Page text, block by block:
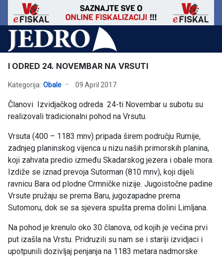
I ODRED 24. NOVEMBAR NA VRSUTI
Kategorija: Obale 09 April 2017
Članovi Izvidjačkog odreda 24-ti Novembar u subotu su
realizovali tradicionalni pohod na Vrsutu.
Vrsuta (400 – 1183 mnv) pripada širem području Rumije,
zadnjeg planinskog vijenca u nizu naših primorskih planina,
koji zahvata predio između Skadarskog jezera i obale mora.
Izdiže se iznad prevoja Sutorman (810 mnv), koji dijeli
ravnicu Bara od plodne Crmničke nizije. Jugoistočne padine
Vrsute pružaju se prema Baru, jugozapadne prema
Sutomoru, dok se sa sjevera spušta prema dolini Limljana.
Na pohod je krenulo oko 30 članova, od kojih je većina prvi
put izašla na Vrstu. Pridruzili su nam se i stariji izvidjaci i
upotpunili dozivljaj penjanja na 1183 metara nadmorske